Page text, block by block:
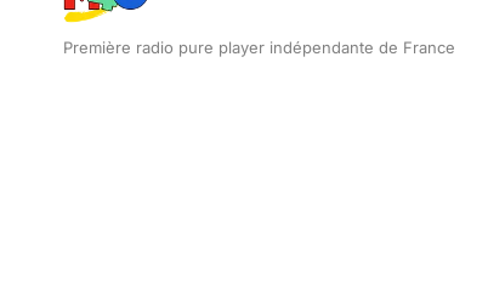
Première radio pure player indépendante de France